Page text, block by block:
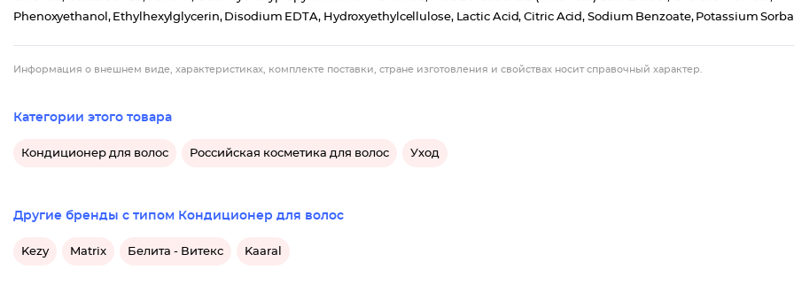
Phenoxyethanol, Ethylhexylglycerin, Disodium EDTA, Hydroxyethylcellulose, Lactic Acid, Citric Acid, Sodium Benzoate, Potassium
Информация о внешнем виде, характеристиках, комплекте поставки, стране изготовления и свойствах носит справочный характер.
Категории этого товара
Кондиционер для волос Российская косметика для волос Уход
Другие бренды с типом Кондиционер для волос
Kezy Matrix Белита - Витекс Kaaral